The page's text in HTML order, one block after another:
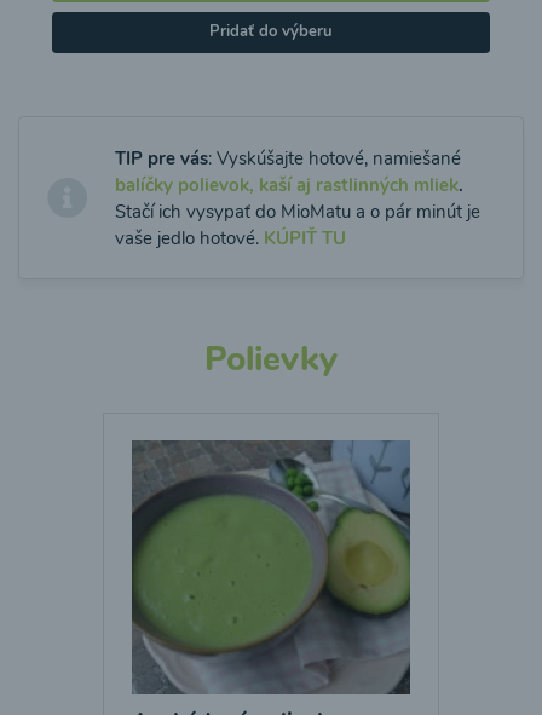
Pridať do výberu
TIP pre vás: Vyskúšajte hotové, namiešané
balíčky polievok, kaší aj rastlinných mliek.
Stačí ich vysypať do MioMatu a o pár minút je
vaše jedlo hotové. KÚPIŤ TU
Polievky